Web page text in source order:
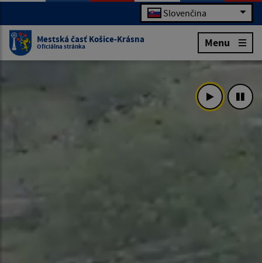
Slovenčina
Mestská časť Košice-Krásna
Oficiálna stránka Menu